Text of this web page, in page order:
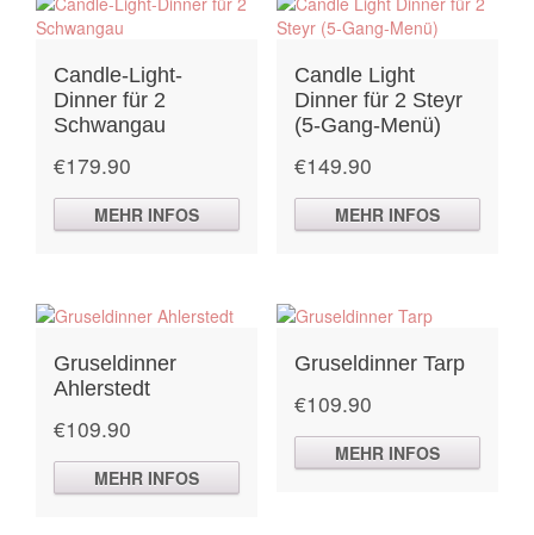
Candle-Light-
Dinner für 2
Schwangau
€179.90
MEHR INFOS
Candle Light
Dinner für 2 Steyr
(5-Gang-Menü)
€149.90
MEHR INFOS
Gruseldinner
Ahlerstedt
€109.90
MEHR INFOS
Gruseldinner Tarp
€109.90
MEHR INFOS